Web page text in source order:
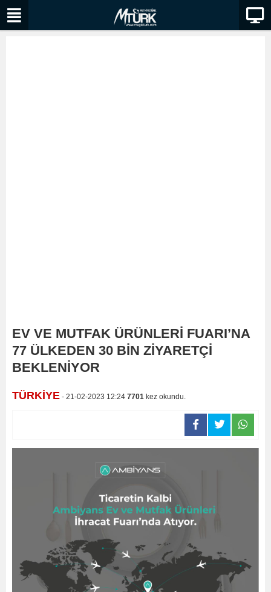
EV VE MUTFAK ÜRÜNLERİ FUARI’NA
77 ÜLKEDEN 30 BİN ZİYARETÇİ
BEKLENİYOR
TÜRKİYE - 21-02-2023 12:24 7701 kez okundu.